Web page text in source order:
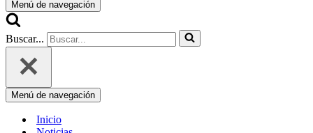
Menú de navegación
Buscar...
Menú de navegación
Inicio